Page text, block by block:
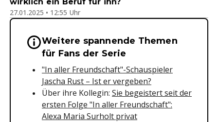
27.01.2025 • 12:55 Uhr
Wichtige Hinweise &
Weitere spannende Themen
für Fans der Serie
"In aller Freundschaft"-Schauspieler
Jascha Rust – Ist er vergeben?
Über ihre Kollegin: Sie begeistert seit der
ersten Folge "In aller Freundschaft":
Alexa Maria Surholt privat